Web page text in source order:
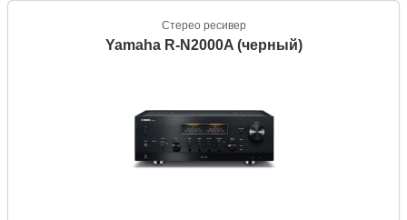
Стерео ресивер
Yamaha R-N2000A (черный)